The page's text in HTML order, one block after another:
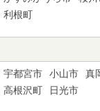
利根町
宇都宮市 小山市 真
高根沢町
日光市